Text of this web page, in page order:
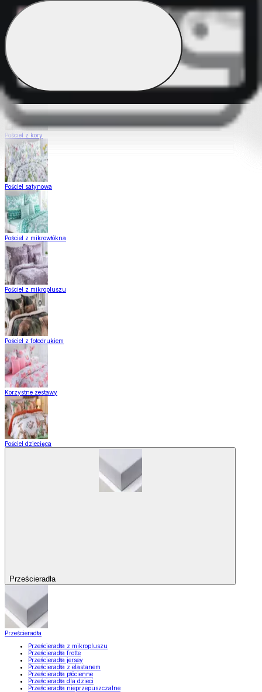
Pościel Dual Feel
Pościel z gładkiej bawełny
Pościel z kory
Pościel satynowa
Pościel z mikrowłókna
Pościel z mikropluszu
Pościel z fotodrukiem
Korzystne zestawy
Pościel dziecięca
Prześcieradła
Prześcieradła
Prześcieradła z mikropluszu
Prześcieradła frotte
Prześcieradła jersey
Prześcieradła z elastanem
Prześcieradła płócienne
Prześcieradła dla dzieci
Prześcieradła nieprzepuszczalne